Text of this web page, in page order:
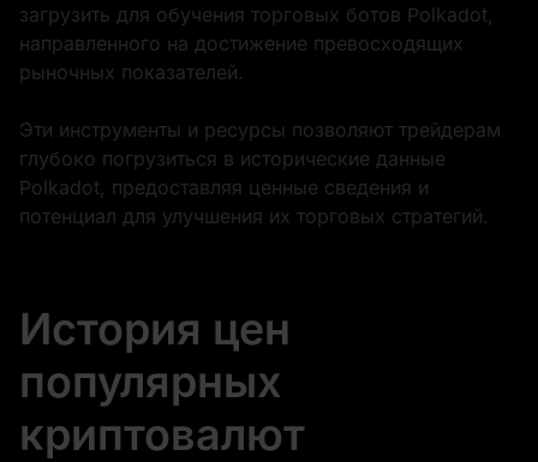
загрузить для обучения торговых ботов Polkadot,
направленного на достижение превосходящих
рыночных показателей.
Эти инструменты и ресурсы позволяют трейдерам
глубоко погрузиться в исторические данные
Polkadot, предоставляя ценные сведения и
потенциал для улучшения их торговых стратегий.
История цен
популярных
криптовалют